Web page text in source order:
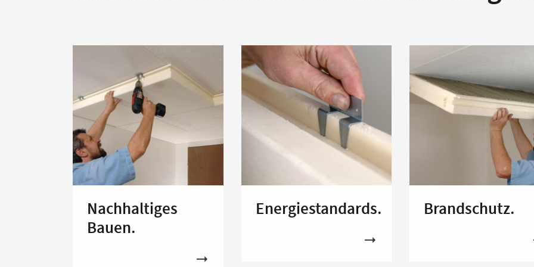
Nachhaltiges
Bauen.
Energiestandards. Brandschutz.